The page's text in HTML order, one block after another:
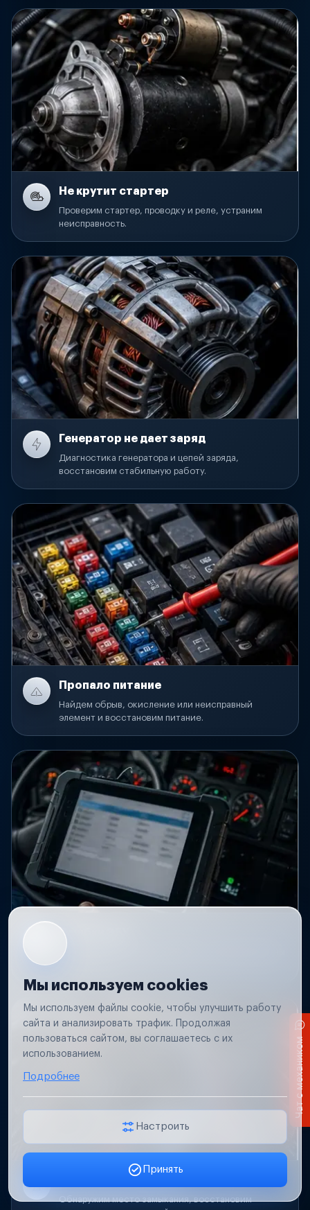
Не крутит стартер
Проверим стартер, проводку и реле, устраним
неисправность.
Генератор не дает заряд
Диагностика генератора и цепей заряда,
восстановим стабильную работу.
Пропало питание
Найдем обрыв, окисление или неисправный
элемент и восстановим питание.
Ошибки ЭБУ
Считаем и расшифруем ошибки, устраним причины
Обнаружим место замыкания, восстановим
Мы используем cookies
Мы используем файлы cookie, чтобы улучшить работу
сайта и анализировать трафик. Продолжая
пользоваться сайтом, вы соглашаетесь с их
использованием.
Подробнее
Настроить
Принять
Чат с механиком